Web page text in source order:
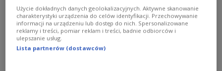
Użycie dokładnych danych geolokalizacyjnych. Aktywne skanowanie
charakterystyki urządzenia do celów identyfikacji. Przechowywanie
informacji na urządzeniu lub dostęp do nich. Spersonalizowane
reklamy i treści, pomiar reklam i treści, badnie odbiorców i
ulepszanie usług.
Lista partnerów (dostawców)